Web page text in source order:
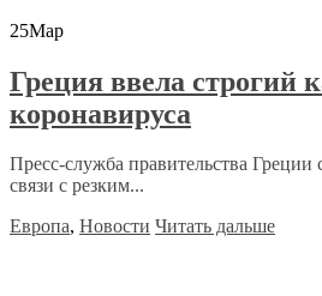
25Мар
Греция ввела строгий
коронавируса
Пресс-служба правительства
связи с резким...
Европа, Новости Читать дальше